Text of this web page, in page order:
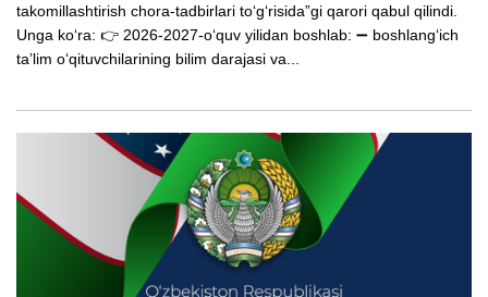
takomillashtirish chora-tadbirlari toʻgʻrisida”gi qarori qabul qilindi.
Unga koʻra: 👉 2026-2027-oʻquv yilidan boshlab: ➖ boshlangʻich
taʼlim oʻqituvchilarining bilim darajasi va...